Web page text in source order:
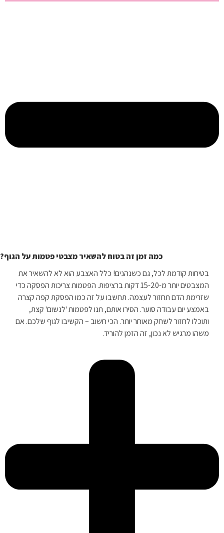
כמה זמן זה בטוח להשאיר מצבטי פטמות על הגוף?
בטיחות קודמת לכל, גם כשנהנים! כלל האצבע הוא לא להשאיר את
המצבטים יותר מ-15-20 דקות ברציפות. הפטמות צריכות הפסקה כדי
שזרימת הדם תחזור לעצמה. תחשבו על זה כמו הפסקת קפה קצרה
באמצע יום עבודה סוער. הסירו אותם, תנו לפטמות 'לנשום' קצת,
ותוכלו לחזור לשחק מאוחר יותר. הכי חשוב – הקשיבו לגוף שלכם. אם
משהו מרגיש לא נכון, זה הזמן להוריד.